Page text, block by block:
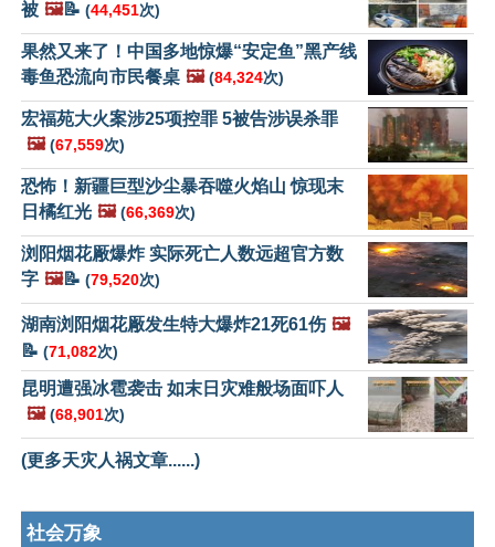
被 🖼️📝 (44,451次)
果然又来了！中国多地惊爆“安定鱼”黑产线
毒鱼恐流向市民餐桌 🖼️ (84,324次)
宏福苑大火案涉25项控罪 5被告涉误杀罪
🖼️ (67,559次)
恐怖！新疆巨型沙尘暴吞噬火焰山 惊现末
日橘红光 🖼️ (66,369次)
浏阳烟花厰爆炸 实际死亡人数远超官方数
字 🖼️📝 (79,520次)
湖南浏阳烟花厰发生特大爆炸21死61伤 🖼️
📝 (71,082次)
昆明遭强冰雹袭击 如末日灾难般场面吓人
🖼️ (68,901次)
(更多天灾人祸文章......)
社会万象